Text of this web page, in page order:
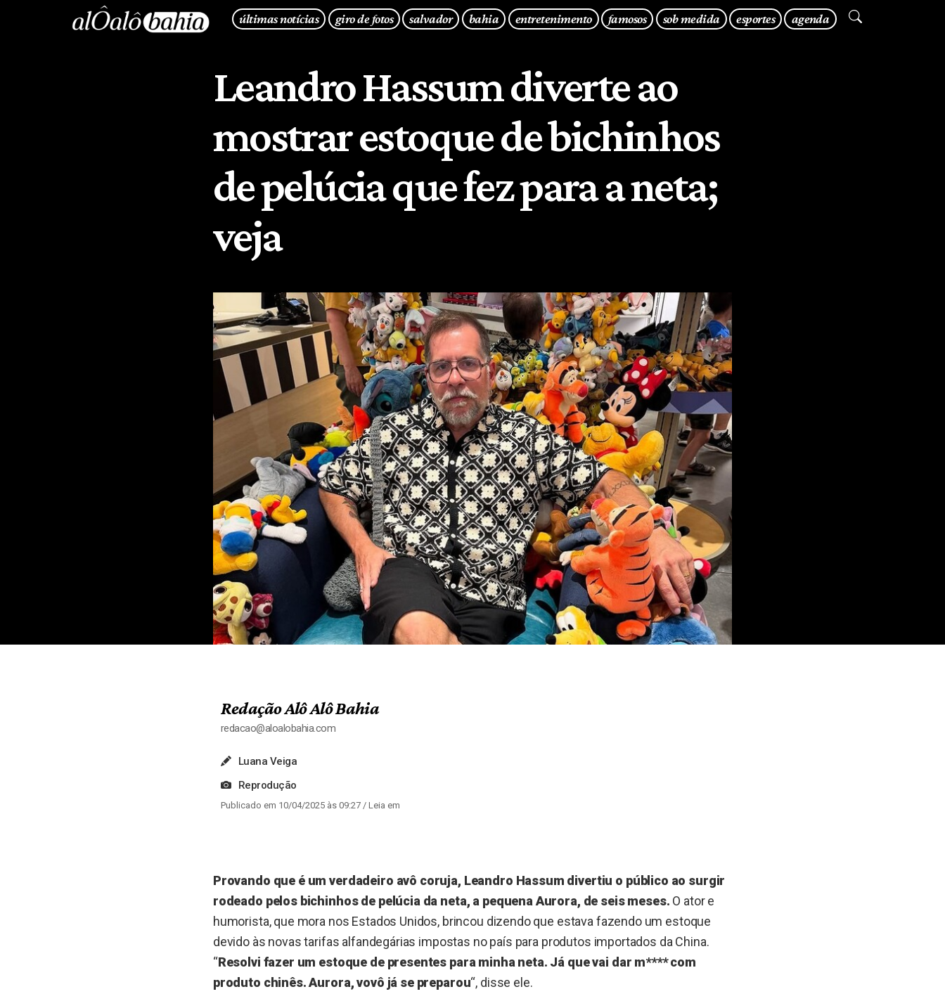
últimas notícias giro de fotos salvador bahia entretenimento famosos sob medida esportes agenda
Leandro Hassum diverte ao
mostrar estoque de bichinhos
de pelúcia que fez para a neta;
veja
Redação Alô Alô Bahia
redacao@aloalobahia.com
Luana Veiga
Reprodução
Publicado em 10/04/2025 às 09:27/ Leia em
Provando que é um verdadeiro avô coruja, Leandro Hassum divertiu o público ao surgir
rodeado pelos bichinhos de pelúcia da neta, a pequena Aurora, de seis meses. O ator e
humorista, que mora nos Estados Unidos, brincou dizendo que estava fazendo um estoque
devido às novas tarifas alfandegárias impostas no país para produtos importados da China.
“Resolvi fazer um estoque de presentes para minha neta. Já que vai dar m**** com
produto chinês. Aurora, vovô já se preparou“, disse ele.